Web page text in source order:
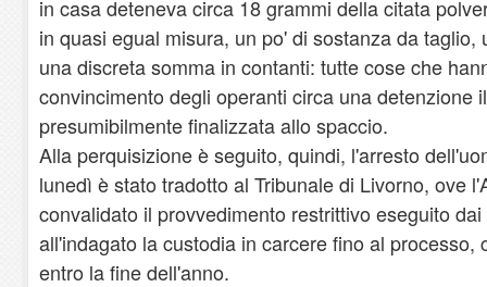
in casa deteneva circa 18 grammi della citata
in quasi egual misura, un po' di sostanza da
una discreta somma in contanti: tutte cose che
convincimento degli operanti circa una detenzione
presumibilmente finalizzata allo spaccio.
Alla perquisizione è seguito, quindi, l'arresto
lunedì è stato tradotto al Tribunale di Livorno, ove
convalidato il provvedimento restrittivo eseguito
all'indagato la custodia in carcere fino al processo,
entro la fine dell'anno.